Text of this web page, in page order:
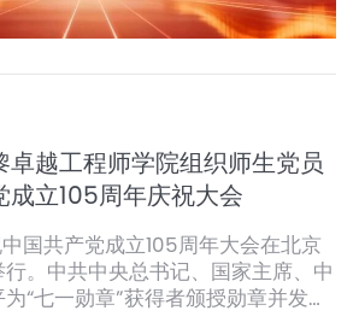
卓越工程师学院组织师生党员
成立105周年庆祝大会
国共产党成立105周年大会在北京
。中共中央总书记、国家主席、中
“七一勋章”获得者颁授勋章并发表